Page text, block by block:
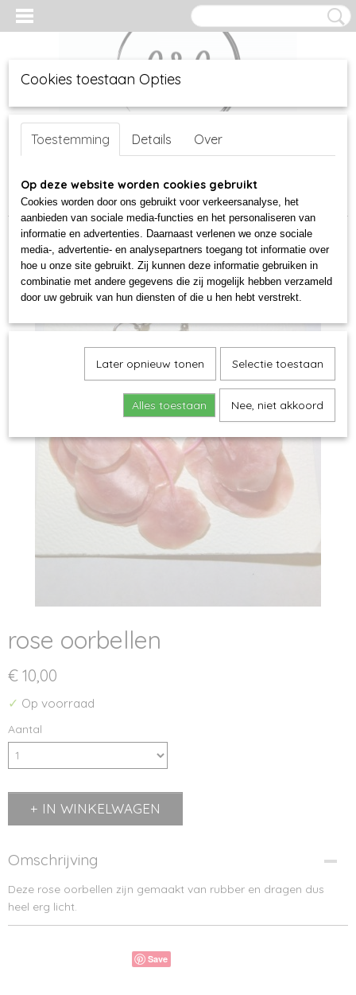
Inloggen Registreren
UW WINKELWAGEN
Home >sieraden>sieraden latex>Oorbellen rubber
oorbellen
rose oorbellen
€ 10,00
✓ Op voorraad
Aantal
IN WINKELWAGEN
Omschrijving
Deze rose oorbellen zijn gemaakt van rubber en dragen dus
heel erg licht.
Save
Cookies toestaan Opties
Toestemming Details Over
Op deze website worden cookies gebruikt
Cookies worden door ons gebruikt voor verkeersanalyse, het
aanbieden van sociale media-functies en het personaliseren van
informatie en advertenties. Daarnaast verlenen we onze sociale
media-, advertentie- en analysepartners toegang tot informatie over
hoe u onze site gebruikt. Zij kunnen deze informatie gebruiken in
combinatie met andere gegevens die zij mogelijk hebben verzameld
door uw gebruik van hun diensten of die u hen hebt verstrekt.
Later opnieuw tonen Selectie toestaan
Alles toestaan Nee, niet akkoord